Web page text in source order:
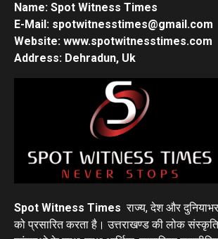
Name: Spot Witness Times
E-Mail: spotwitnesstimes@gmail.com
Website: www.spotwitnesstimes.com
Address: Dehradun, Uk
Spot Witness Times राज्य, देश और
को प्रसारित करता है। उत्तराखण्ड की लोक